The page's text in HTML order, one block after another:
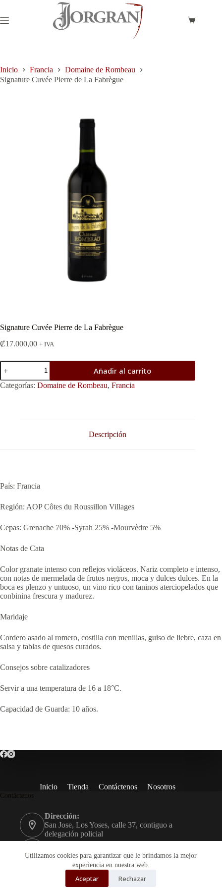
contenido
Utilizamos cookies para garantizar que le brindamos la mejor
experiencia en nuestra web.
Aceptar Rechazar
Carro
Inicio Francia
Domaine de Rombeau
Signature Cuvée Pierre de La Fabrègue
Signature Cuvée Pierre de La Fabrègue
₡17.000,00 + IVA
Signature
Cuvée
Pierre
de
Añadir al carrito
Categorías: Domaine de Rombeau, Francia
Descripción
País: Francia
Región: AOP Côtes du Roussillon Villages
Cepas: Grenache 70% -Syrah 25% -Mourvèdre 5%
Notas de Cata
Color granate intenso con reflejos violáceos. Nariz completo e intenso,
con notas de mermelada de frutos negros, moca y dulces dulces. En la
boca es plenzo y untuoso, un vino rico con taninos aterciopelados que
conbinina frescura y madurez.
Maridaje
Cordero asado al romero, costilla con menillas, guiso de liebre, caza en
salsa y tablas de quesos curados.
Consejos sobre catalizadores
Servir a una temperatura de 16 a 18°C.
Capacidad de Guarda: 10 años.
Inicio Tienda Contáctenos Nosotros
Contáctenos
Dirección:
San Jose, Los Yoses, calle 37, contiguo a
delegación policial
+506 2234-9600
Email:
servicioalcliente@jorgran.com